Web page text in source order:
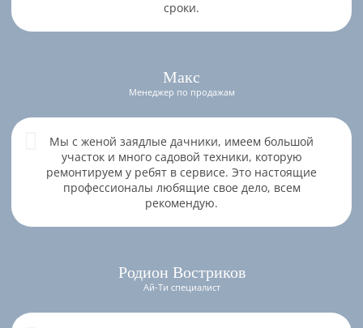
сроки.
Макс
Менеджер по продажам
Мы с женой заядлые дачники, имеем большой
участок и много садовой техники, которую
ремонтируем у ребят в сервисе. Это настоящие
профессионалы любящие свое дело, всем
рекомендую.
Родион Востриков
Ай-Ти специалист